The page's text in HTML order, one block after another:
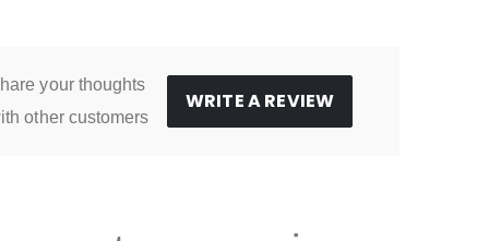
WRITE A REVIEW
your thoughts
other customers